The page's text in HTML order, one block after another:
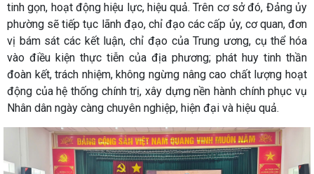
tinh gọn, hoạt động hiệu lực, hiệu quả. Trên cơ sở đó, Đảng ủy
phường sẽ tiếp tục lãnh đạo, chỉ đạo các cấp ủy, cơ quan, đơn
vị bám sát các kết luận, chỉ đạo của Trung ương, cụ thể hóa
vào điều kiện thực tiễn của địa phương; phát huy tinh thần
đoàn kết, trách nhiệm, không ngừng nâng cao chất lượng hoạt
động của hệ thống chính trị, xây dựng nền hành chính phục vụ
Nhân dân ngày càng chuyên nghiệp, hiện đại và hiệu quả.